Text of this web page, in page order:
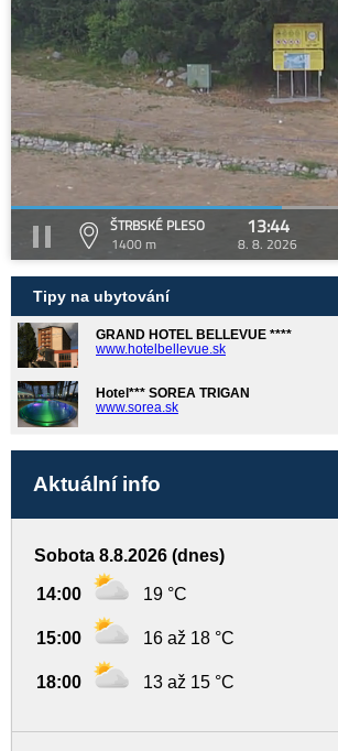
ŠTRBSKÉ PLESO
1400 m
13:44
8. 8. 2026
Tipy na ubytování
GRAND HOTEL BELLEVUE ****
www.hotelbellevue.sk
Hotel*** SOREA TRIGAN
www.sorea.sk
Aktuální info
Sobota 8.8.2026 (dnes)
14:00 19 °C
15:00 16 až 18 °C
18:00 13 až 15 °C